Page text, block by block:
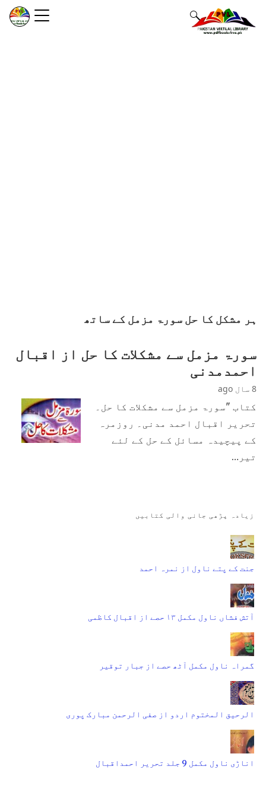
ہر مشکل کا حل سورۃ مزمل کے ساتھ
سورۃ مزمل سے مشکلات کا حل از اقبال
احمدمدنی
8 سال ago
کتاب "سورۃ مزمل سے مشکلات کا حل۔
تحریر اقبال احمد مدنی۔ روزمرہ
کے پیچیدہ مسائل کے حل کے لئے
تیر…
زیادہ پڑھی جانی والی کتابیں
جنت کے پتے ناول از نمرہ احمد
آتش فشاں ناول مکمل ۱۳ حصے از اقبال کاظمی
گمراہ ناول مکمل آٹھ حصے از جبار توقیر
الرحیق المختوم اردو از صفی الرحمن مبارک پوری
اناڑی ناول مکمل 9 جلد تحریر احمداقبال